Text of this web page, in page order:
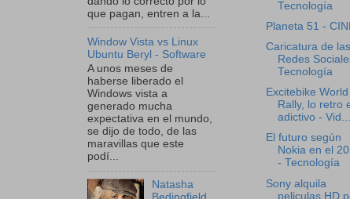
que pagan, entren a la...
Window Vista vs Linux
Ubuntu Beryl - Software
A unos meses de
haberse liberado el
Windows vista a
generado mucha
expectativa en el mundo,
se dijo de todo, de las
maravillas que este
podí...
Natasha
Tecnología
Planeta 51 -
Caricatura de las
Redes
Tecnología
Excitebike World
Rally, lo retro
adictivo - Vid...
El futuro según
Nokia en el
- Tecnología
Sony alquila
peliculas HD